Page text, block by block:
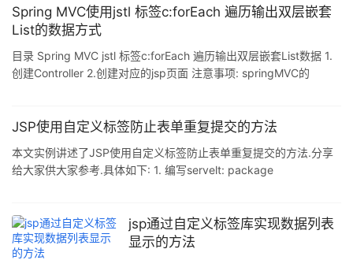
是我们也可以通过使用yield关键字构建的迭代器方法来实现foreach
的遍历,且自定义的集合不用实现IEnumerable接口 注意:虽然不用实
Spring MVC使用jstl 标签c:forEach 遍历输出双层嵌套
List的数据方式
目录 Spring MVC jstl 标签c:forEach 遍历输出双层嵌套List数据 1.
创建Controller 2.创建对应的jsp页面 注意事项: springMVC的
import java.util.ArrayList; import java.util.List; import javax.serv
JSP使用自定义标签防止表单重复提交的方法
本文实例讲述了JSP使用自定义标签防止表单重复提交的方法.分享
给大家供大家参考.具体如下: 1. 编写servelt: package
javax.servlet.http.HttpServlet; import
javax.servlet.http.HttpServletReques
jsp通过自定义标签库实现数据列表
显示的方法